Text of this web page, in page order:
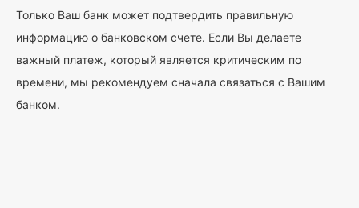
Только Ваш банк может подтвердить правильную
информацию о банковском счете. Если Вы делаете
важный платеж, который является критическим по
времени, мы рекомендуем сначала связаться с Вашим
банком.